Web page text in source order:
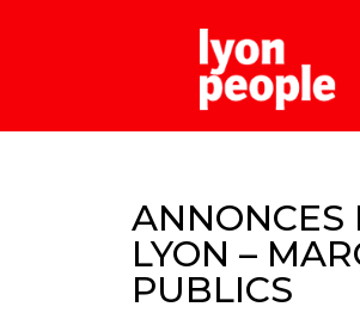
ANNONCES
LYON –
PUBLICS